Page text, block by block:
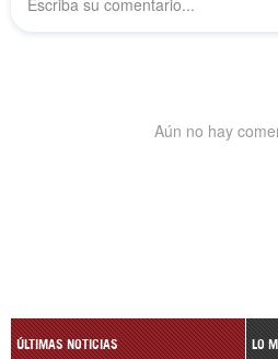
ÚLTIMAS NOTICIAS LO